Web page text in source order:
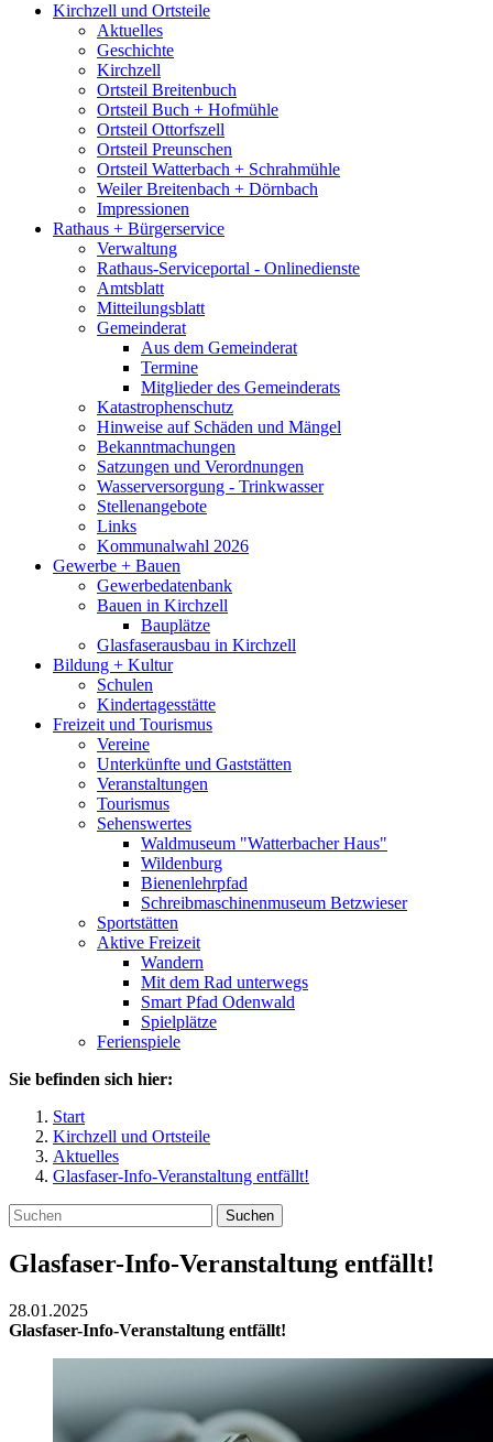
Kirchzell und Ortsteile
Aktuelles
Geschichte
Kirchzell
Ortsteil Breitenbuch
Ortsteil Buch + Hofmühle
Ortsteil Ottorfszell
Ortsteil Preunschen
Ortsteil Watterbach + Schrahmühle
Weiler Breitenbach + Dörnbach
Impressionen
Rathaus + Bürgerservice
Verwaltung
Rathaus-Serviceportal - Onlinedienste
Amtsblatt
Mitteilungsblatt
Gemeinderat
Aus dem Gemeinderat
Termine
Mitglieder des Gemeinderats
Katastrophenschutz
Hinweise auf Schäden und Mängel
Bekanntmachungen
Satzungen und Verordnungen
Wasserversorgung - Trinkwasser
Stellenangebote
Links
Kommunalwahl 2026
Gewerbe + Bauen
Gewerbedatenbank
Bauen in Kirchzell
Bauplätze
Glasfaserausbau in Kirchzell
Bildung + Kultur
Schulen
Kindertagesstätte
Freizeit und Tourismus
Vereine
Unterkünfte und Gaststätten
Veranstaltungen
Tourismus
Sehenswertes
Waldmuseum "Watterbacher Haus"
Wildenburg
Bienenlehrpfad
Schreibmaschinenmuseum Betzwieser
Sportstätten
Aktive Freizeit
Wandern
Mit dem Rad unterwegs
Smart Pfad Odenwald
Spielplätze
Ferienspiele
Sie befinden sich hier:
Start
Kirchzell und Ortsteile
Aktuelles
Glasfaser-Info-Veranstaltung entfällt!
Suchen
Glasfaser-Info-Veranstaltung entfällt!
28.01.2025
Glasfaser-Info-Veranstaltung entfällt!